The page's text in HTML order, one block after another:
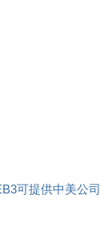
可提供中美公司